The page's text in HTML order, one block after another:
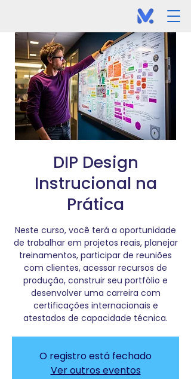
DIP Design
Instrucional na
Prática
Neste curso, você terá a oportunidade
de trabalhar em projetos reais, planejar
treinamentos, participar de reuniões
com clientes, acessar recursos de
produção, construir seu portfólio e
desenvolver uma carreira com
certificações internacionais e
atestados de capacidade técnica.
O registro está fechado
Ver outros eventos